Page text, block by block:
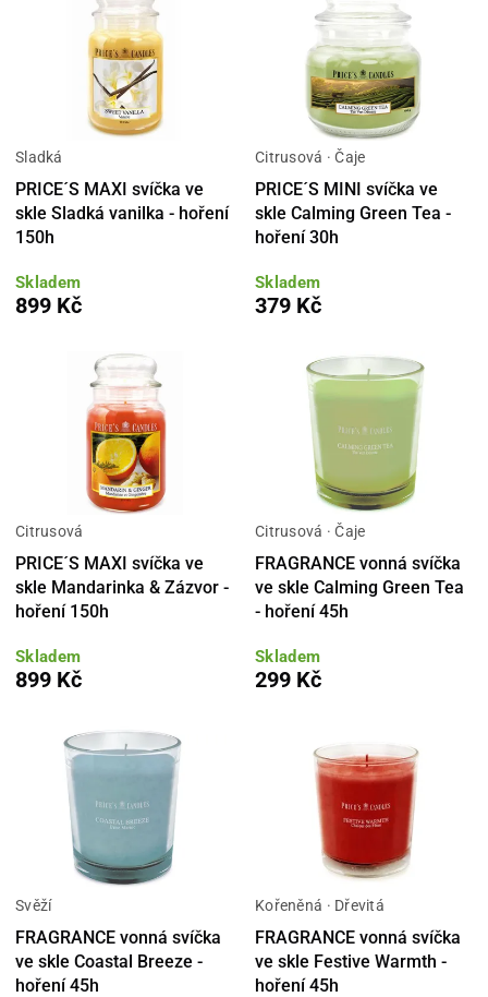
Sladká
PRICE´S MAXI svíčka ve
skle Sladká vanilka - hoření
150h
Skladem
899 Kč
Citrusová · Čaje
PRICE´S MINI svíčka ve
skle Calming Green Tea -
hoření 30h
Skladem
379 Kč
Citrusová
PRICE´S MAXI svíčka ve
skle Mandarinka & Zázvor -
hoření 150h
Skladem
899 Kč
Citrusová · Čaje
FRAGRANCE vonná svíčka
ve skle Calming Green Tea
- hoření 45h
Skladem
299 Kč
Svěží
FRAGRANCE vonná svíčka
ve skle Coastal Breeze -
hoření 45h
Kořeněná · Dřevitá
FRAGRANCE vonná svíčka
ve skle Festive Warmth -
hoření 45h